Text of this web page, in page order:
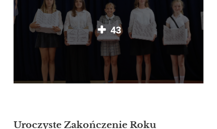
43
Uroczyste Zakończenie Roku